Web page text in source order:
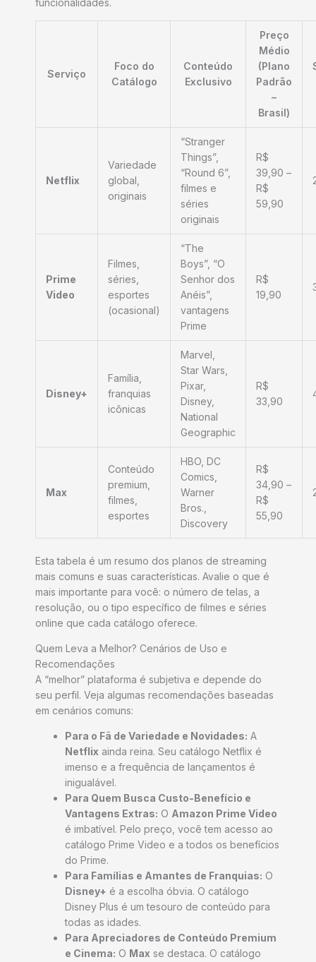
Serviço
Foco do
Catálogo
Conteúdo
Exclusivo
Preço
Médio
(Plano
Padrão
–
Brasil)
Netflix
Variedade
global,
originais
“Stranger
Things”,
“Round 6”,
filmes e
séries
originais
R$
39,90 –
R$
59,90
Prime
Video
Filmes,
séries,
esportes
(ocasional)
“The
Boys”, “O
Senhor dos
Anéis”,
vantagens
Prime
R$
19,90
Disney+
Família,
franquias
icônicas
Marvel,
Star Wars,
Pixar,
Disney,
National
Geographic
R$
33,90
Max
Conteúdo
premium,
filmes,
esportes
HBO, DC
Comics,
Warner
Bros.,
Discovery
R$
34,90 –
R$
55,90
Esta tabela é um resumo dos planos de streaming
mais comuns e suas características. Avalie o que é
mais importante para você: o número de telas, a
resolução, ou o tipo específico de filmes e séries
online que cada catálogo oferece.
Quem Leva a Melhor? Cenários de Uso e
Recomendações
A “melhor” plataforma é subjetiva e depende do
seu perfil. Veja algumas recomendações baseadas
em cenários comuns:
Para o Fã de Variedade e Novidades: A
Netflix ainda reina. Seu catálogo Netflix é
imenso e a frequência de lançamentos é
inigualável.
Para Quem Busca Custo-Benefício e
Vantagens Extras: O Amazon Prime Video
é imbatível. Pelo preço, você tem acesso ao
catálogo Prime Video e a todos os benefícios
do Prime.
Para Famílias e Amantes de Franquias: O
Disney+ é a escolha óbvia. O catálogo
Disney Plus é um tesouro de conteúdo para
todas as idades.
Para Apreciadores de Conteúdo Premium
e Cinema: O Max se destaca. O catálogo